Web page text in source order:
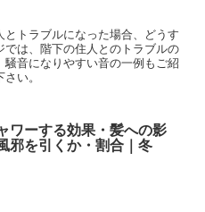
トラブルになった場合、どうす
は、階下の住人とのトラブルの
音になりやすい音の一例もご紹
い。
ワーする効果・髪への影
邪を引くか・割合｜冬